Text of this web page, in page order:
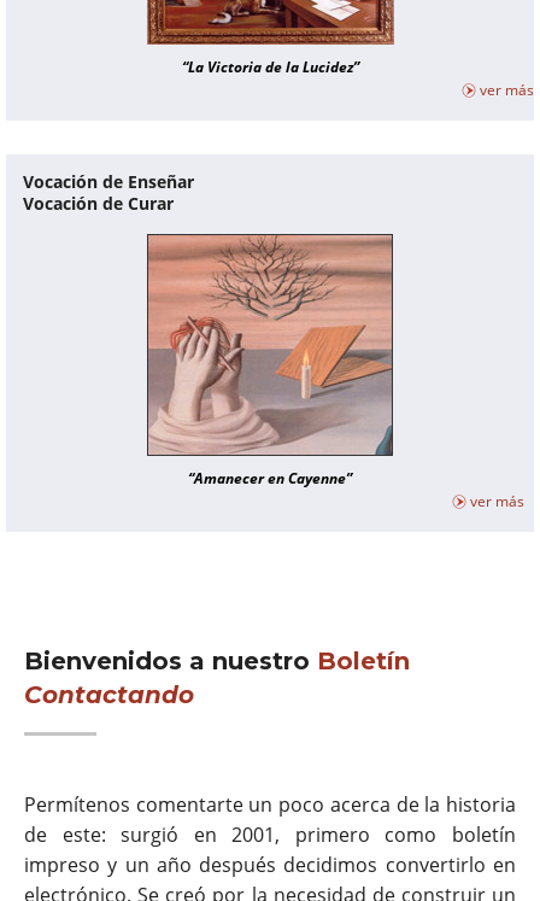
“La Victoria de la Lucidez”
ver más
Vocación de Enseñar
Vocación de Curar
“Amanecer en Cayenne”
ver más
Bienvenidos a nuestro Boletín
Contactando
Permítenos comentarte un poco acerca de la historia
de este: surgió en 2001, primero como boletín
impreso y un año después decidimos convertirlo en
electrónico. Se creó por la necesidad de construir un